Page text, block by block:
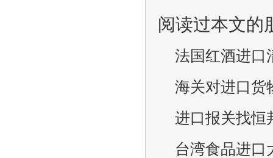
阅读过本文的
法国红酒进口
海关对进口货
进口报关找恒
台湾食品进口